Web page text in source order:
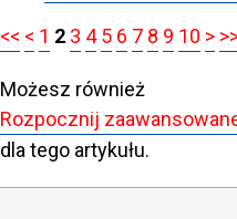
<< < 1 2 3 4 5 6 7 8 9 10 >
Możesz również
Rozpocznij
dla tego artykułu.